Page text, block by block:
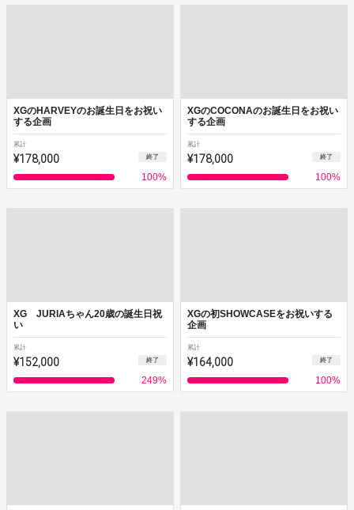
XGのHARVEYのお誕生日をお祝い
する企画
累計
¥178,000 終了
100%
XGのCOCONAのお誕生日をお祝い
する企画
累計
¥178,000 終了
100%
XG JURIAちゃん20歳の誕生日祝
い
累計
¥152,000 終了
249%
XGの初SHOWCASEをお祝いする
企画
累計
¥164,000 終了
100%